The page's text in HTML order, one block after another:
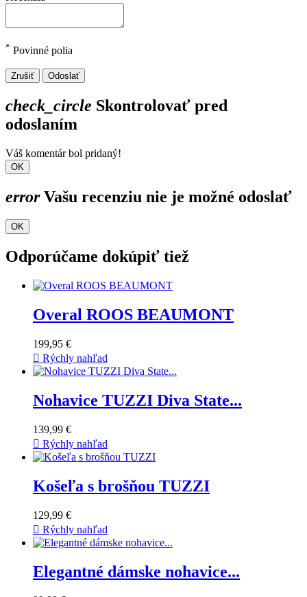
* Povinné polia
Zrušiť Odoslať
check_circle Skontrolovať pred
odoslaním
Váš komentár bol pridaný!
OK
errorVašu recenziu nie je možné odoslať
OK
Odporúčame dokúpiť tiež
Overal ROOS BEAUMONT
199,95 €
 Rýchly nahľad
Nohavice TUZZI Diva State...
139,99 €
 Rýchly nahľad
Košeľa s brošňou TUZZI
129,99 €
 Rýchly nahľad
Elegantné dámske nohavice...